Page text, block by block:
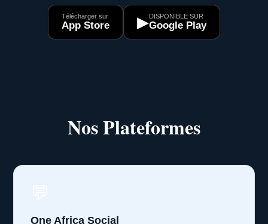
Télécharger sur
App Store ▶DISPONIBLE SUR
Google Play
Nos Plateformes
One Africa Social